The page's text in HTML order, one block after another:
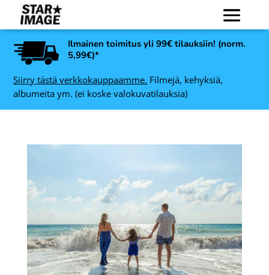
Ilmainen toimitus yli 99€ tilauksiin! (norm.
5,99€)*
Siirry tästä verkkokauppaamme. Filmejä, kehyksiä,
albumeita ym. (ei koske valokuvatilauksia)
Kodak EKTAR 100 120, 5
kpl värinegatiivifilmi